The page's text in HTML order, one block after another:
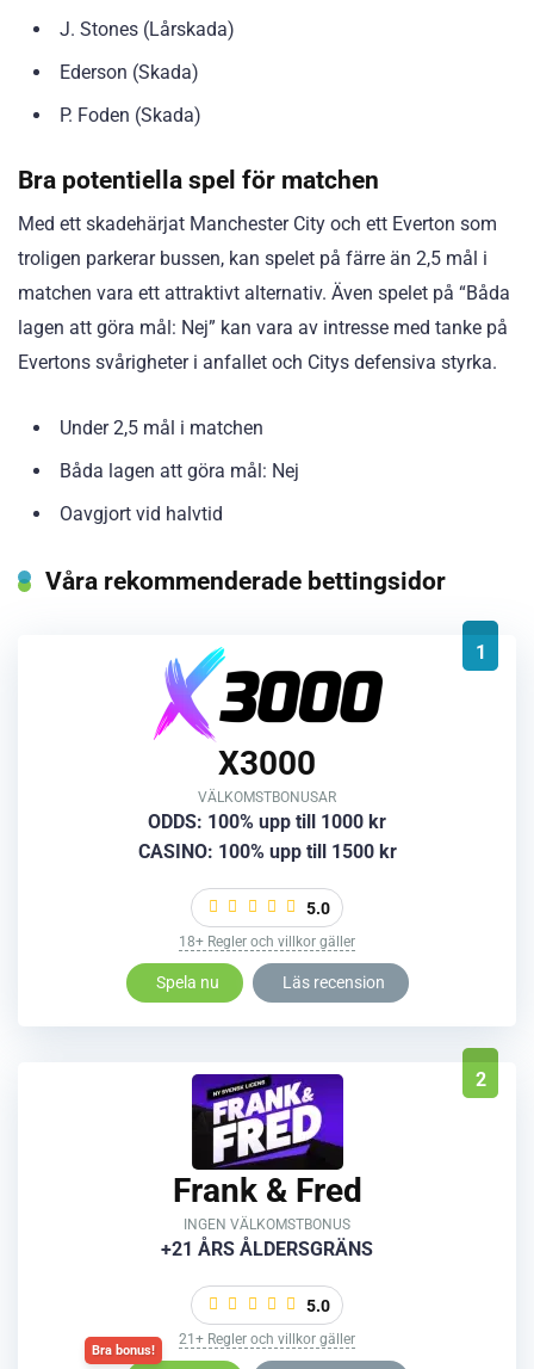
J. Stones (Lårskada)
Ederson (Skada)
P. Foden (Skada)
Bra potentiella spel för matchen
Med ett skadehärjat Manchester City och ett Everton som
troligen parkerar bussen, kan spelet på färre än 2,5 mål i
matchen vara ett attraktivt alternativ. Även spelet på “Båda
lagen att göra mål: Nej” kan vara av intresse med tanke på
Evertons svårigheter i anfallet och Citys defensiva styrka.
Under 2,5 mål i matchen
Båda lagen att göra mål: Nej
Oavgjort vid halvtid
Våra rekommenderade bettingsidor
1
X3000
VÄLKOMSTBONUSAR
ODDS: 100% upp till 1000 kr
CASINO: 100% upp till 1500 kr
5.0
18+ Regler och villkor gäller
Spela nu Läs recension
2
Frank & Fred
INGEN VÄLKOMSTBONUS
+21 ÅRS ÅLDERSGRÄNS
5.0
21+ Regler och villkor gäller